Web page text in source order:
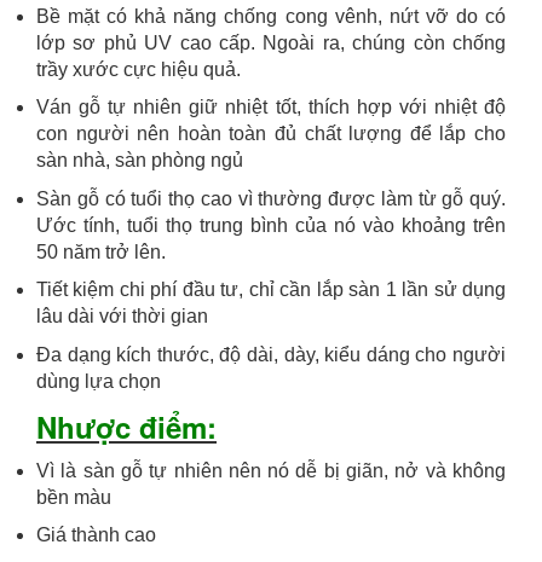
Bề mặt có khả năng chống cong vênh, nứt vỡ do có
lớp sơ phủ UV cao cấp. Ngoài ra, chúng còn chống
trầy xước cực hiệu quả.
Ván gỗ tự nhiên giữ nhiệt tốt, thích hợp với nhiệt độ
con người nên hoàn toàn đủ chất lượng để lắp cho
sàn nhà, sàn phòng ngủ
Sàn gỗ có tuổi thọ cao vì thường được làm từ gỗ quý.
Ước tính, tuổi thọ trung bình của nó vào khoảng trên
50 năm trở lên.
Tiết kiệm chi phí đầu tư, chỉ cần lắp sàn 1 lần sử dụng
lâu dài với thời gian
Đa dạng kích thước, độ dài, dày, kiểu dáng cho người
dùng lựa chọn
Nhược điểm:
Vì là sàn gỗ tự nhiên nên nó dễ bị giãn, nở và không
bền màu
Giá thành cao